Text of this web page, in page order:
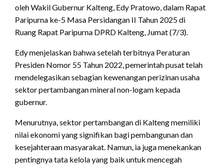
oleh Wakil Gubernur Kalteng, Edy Pratowo, dalam Rapat
Paripurna ke-5 Masa Persidangan II Tahun 2025 di
Ruang Rapat Paripurna DPRD Kalteng, Jumat (7/3).
Edy menjelaskan bahwa setelah terbitnya Peraturan
Presiden Nomor 55 Tahun 2022, pemerintah pusat telah
mendelegasikan sebagian kewenangan perizinan usaha
sektor pertambangan mineral non-logam kepada
gubernur.
Menurutnya, sektor pertambangan di Kalteng memiliki
nilai ekonomi yang signifikan bagi pembangunan dan
kesejahteraan masyarakat. Namun, ia juga menekankan
pentingnya tata kelola yang baik untuk mencegah